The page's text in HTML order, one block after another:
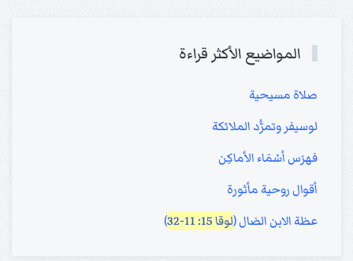
المواضيع الأكثر قراءة
صلاة مسيحية
لوسيفر وتمرُّد الملائكة
فهرَس أسْمَاء الأماكِن
أقوال روحية مأثورة
عظة الابن الضال (لوقا 15: 11-32 )